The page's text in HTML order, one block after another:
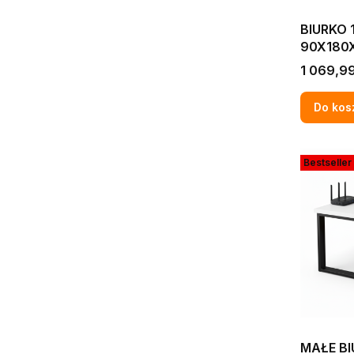
Cena
1
Do
Bestseller
MAŁE